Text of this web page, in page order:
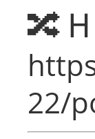
🔀
22/